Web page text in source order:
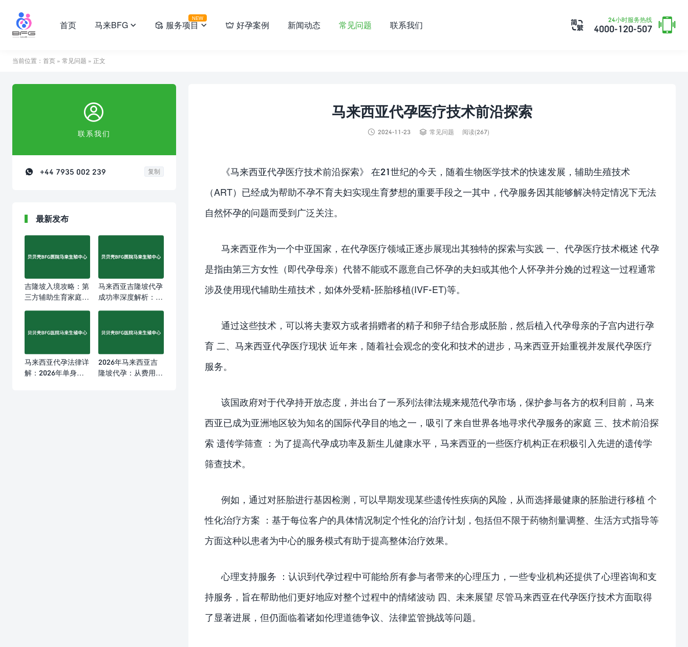
24小时服务热线
4000-120-507 

首页 马来BFG   服务项目
NEW
  好孕案例 新闻动态 常见问题 联系我们
当前位置： 首页 » 常见问题 » 正文
马来西亚代孕医疗技术前沿探索
 2024-11-23  常见问题 阅读(267)
《马来西亚代孕医疗技术前沿探索》 在21世纪的今天，随着生物医学技术的快速发展，辅助生殖技术
（ART）已经成为帮助不孕不育夫妇实现生育梦想的重要手段之一其中，代孕服务因其能够解决特定情况下无法
自然怀孕的问题而受到广泛关注。
马来西亚作为一个中亚国家，在代孕医疗领域正逐步展现出其独特的探索与实践 一、代孕医疗技术概述 代孕
是指由第三方女性（即代孕母亲）代替不能或不愿意自己怀孕的夫妇或其他个人怀孕并分娩的过程这一过程通常
涉及使用现代辅助生殖技术，如体外受精-胚胎移植(IVF-ET)等。
通过这些技术，可以将夫妻双方或者捐赠者的精子和卵子结合形成胚胎，然后植入代孕母亲的子宫内进行孕
育 二、马来西亚代孕医疗现状 近年来，随着社会观念的变化和技术的进步，马来西亚开始重视并发展代孕医疗
服务。
该国政府对于代孕持开放态度，并出台了一系列法律法规来规范代孕市场，保护参与各方的权利目前，马来
西亚已成为亚洲地区较为知名的国际代孕目的地之一，吸引了来自世界各地寻求代孕服务的家庭 三、技术前沿探
索 遗传学筛查 ：为了提高代孕成功率及新生儿健康水平，马来西亚的一些医疗机构正在积极引入先进的遗传学
筛查技术。
例如，通过对胚胎进行基因检测，可以早期发现某些遗传性疾病的风险，从而选择最健康的胚胎进行移植 个
性化治疗方案 ：基于每位客户的具体情况制定个性化的治疗计划，包括但不限于药物剂量调整、生活方式指导等
方面这种以患者为中心的服务模式有助于提高整体治疗效果。
心理支持服务 ：认识到代孕过程中可能给所有参与者带来的心理压力，一些专业机构还提供了心理咨询和支
持服务，旨在帮助他们更好地应对整个过程中的情绪波动 四、未来展望 尽管马来西亚在代孕医疗技术方面取得
了显著进展，但仍面临着诸如伦理道德争议、法律监管挑战等问题。

联系我们
 +44 7935 002 239 复制
最新发布
吉隆坡入境攻略：第
三方辅助生育家庭如
马来西亚吉隆坡代孕
成功率深度解析：为
马来西亚代孕法律详
解：2026年单身女
2026年马来西亚吉
隆坡代孕：从费用到